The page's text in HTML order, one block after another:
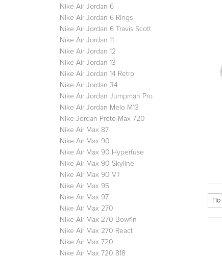
Nike Air Jordan 6
Nike Air Jordan 6 Rings
Nike Air Jordan 6 Travis Scott
Nike Air Jordan 11
Nike Air Jordan 12
Nike Air Jordan 13
Nike Air Jordan 14 Retro
Nike Air Jordan 34
Nike Air Jordan Jumpman Pro
Nike Air Jordan Melo M13
Nike Jordan Proto-Max 720
Nike Air Max 87
Nike Air Max 90
Nike Air Max 90 Hyperfuse
Nike Air Max 90 Skyline
Nike Air Max 90 VT
Nike Air Max 95
Nike Air Max 97
Nike Air Max 270
Nike Air Max 270 Bowfin
Nike Air Max 270 React
Nike Air Max 720
Nike Air Max 720 818